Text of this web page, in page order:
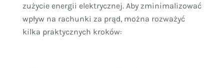
zużycie energii elektrycznej. Aby zminimalizować
wpływ na rachunki za prąd, można rozważyć
kilka praktycznych kroków: